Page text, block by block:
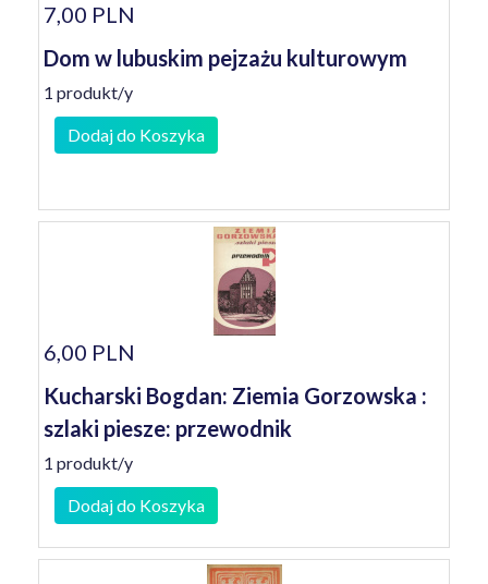
7,00 PLN
Dom w lubuskim pejzażu kulturowym
1 produkt/y
Dodaj do Koszyka
6,00 PLN
Kucharski Bogdan: Ziemia Gorzowska :
szlaki piesze: przewodnik
1 produkt/y
Dodaj do Koszyka